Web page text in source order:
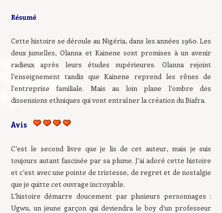
Résumé
Cette histoire se déroule au Nigéria, dans les années 1960.Les
deux jumelles, Olanna et Kainene sont promises à un avenir
radieux après leurs études supérieures. Olanna rejoint
l’enseignement tandis que Kainene reprend les rênes de
l’entreprise familiale. Mais au loin plane l’ombre des
dissensions ethniques qui vont entraîner la création du Biafra.
Avis
C’est le second livre que je lis de cet auteur, mais je suis
toujours autant fascinée par sa plume. J’ai adoré cette histoire
et c’est avec une pointe de tristesse, de regret et de nostalgie
que je quitte cet ouvrage incroyable.
L’histoire démarre doucement par plusieurs personnages :
Ugwu, un jeune garçon qui deviendra le boy d’un professeur